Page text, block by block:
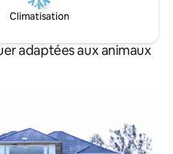
Climatisation
adaptées aux animaux